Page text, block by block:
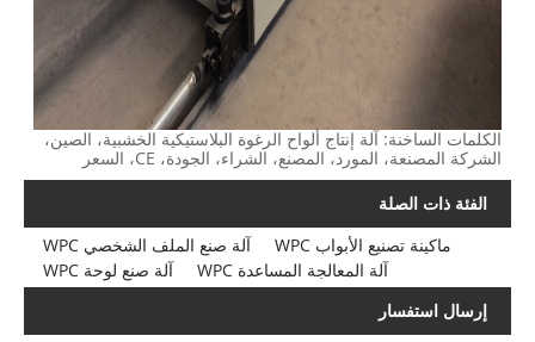
الكلمات الساخنة: آلة إنتاج ألواح الرغوة البلاستيكية الخشبية، الصين،
الشركة المصنعة، المورد، المصنع، الشراء، الجودة، CE، السعر
الفئة ذات الصلة
آلة صنع الملف الشخصي WPC
ماكينة تصنيع الأبواب WPC
آلة صنع لوحة WPC
آلة المعالجة المساعدة WPC
إرسال استفسار